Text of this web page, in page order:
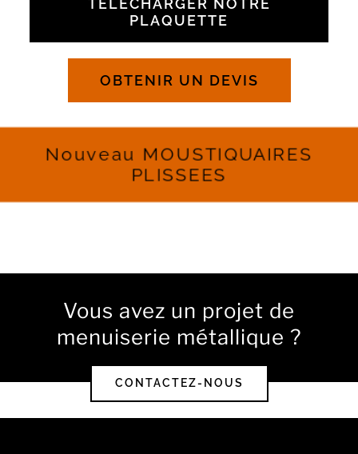
TÉLÉCHARGER NOTRE
PLAQUETTE
OBTENIR UN DEVIS
Nouveau MOUSTIQUAIRES
PLISSEES
Vous avez un projet de
menuiserie métallique ?
CONTACTEZ-NOUS